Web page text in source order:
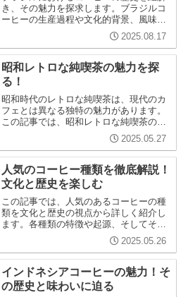
き、その魅力を探求します。ブラジルコ
ーヒーの生産過程や文化的背景、風味の
特徴など、初心者から上級者まで楽しめ
る情報を提供します。コーヒーの選び方
や楽しみ方も紹介し、より深くコーヒー
を味わうヒントが満載です。
2025.08.17
昭和レトロな純喫茶の魅力を探
る！
昭和時代のレトロな純喫茶は、現代のカ
フェとは異なる独特の魅力があります。
この記事では、昭和レトロな純喫茶の特
徴やその哲学的背景、訪れるべきおすす
めの喫茶店、そしてそこで楽しめるメニ
ューを紹介します。昭和の雰囲気を味わ
いながら、心安らぐ時間を楽しんでみま
せんか？
2025.05.27
人気のコーヒー種類を徹底解説！
文化と歴史を楽しむ
この記事では、人気のあるコーヒーの種
類を文化と歴史の視点から詳しく紹介し
ます。各種類の特徴や起源、そしてそれ
がどのように現代のコーヒー文化に影響
を与えているかを解説します。コーヒー
愛好者にとって新たな発見や楽しみ方を
提供する内容です。
2025.05.26
インドネシアコーヒーの魅力！そ
の歴史と味わいに迫る